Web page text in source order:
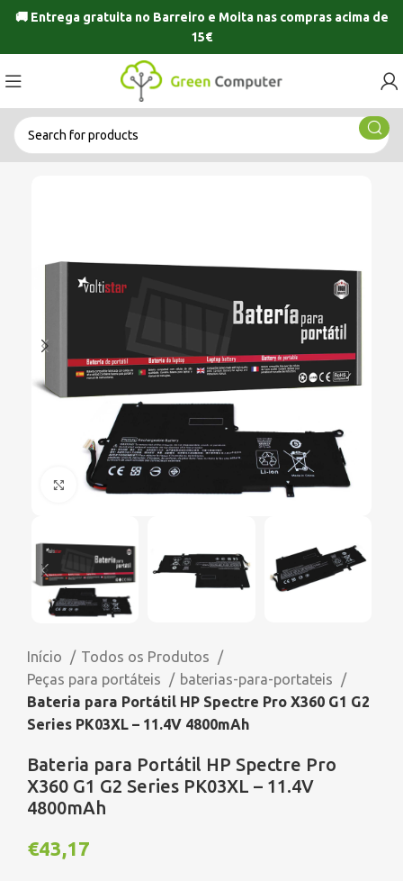
🚚 Entrega gratuita no Barreiro e Moitanas compras acima de
15€
Click to enlarge
Início
Todos os Produtos
Peças para portáteis
baterias-para-portateis
Bateria para Portátil HP Spectre Pro X360 G1 G2
Series PK03XL – 11.4V 4800mAh
Bateria para Portátil HP Spectre Pro
X360 G1 G2 Series PK03XL – 11.4V
4800mAh
€43,17